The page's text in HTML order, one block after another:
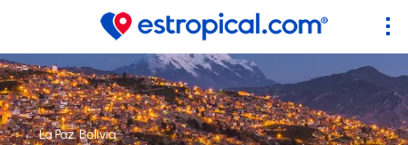
La Paz, Bolivia